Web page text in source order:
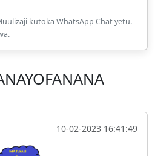
kutoka WhatsApp Chat yetu.
10-02-2023 16:41:49